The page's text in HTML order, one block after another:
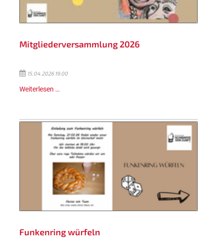
Mitgliederversammlung 2026
15.04.2026 19:00
Weiterlesen …
Funkenring würfeln